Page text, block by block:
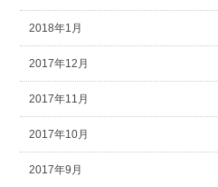
2018年1月
2017年12月
2017年11月
2017年10月
2017年9月